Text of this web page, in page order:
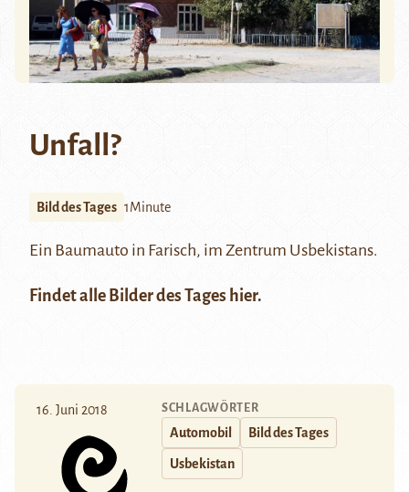
Unfall?
Bild des Tages 1Minute
Ein Baumauto in Farisch, im Zentrum Usbekistans.
Findet alle Bilder des Tages hier.
16. Juni 2018 SCHLAGWÖRTER
Automobil Bild des Tages
Usbekistan